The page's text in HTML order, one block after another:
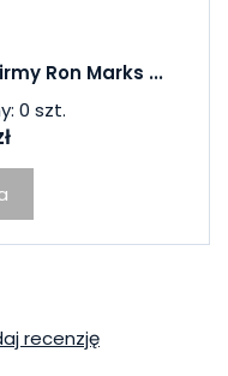
Ron Marks ...
0 szt.
recenzję